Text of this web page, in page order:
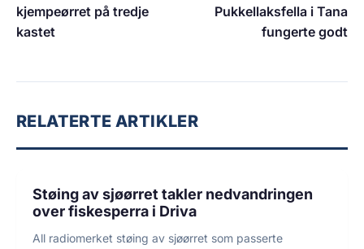
kjempeørret på tredje
kastet
Pukkellaksfella i Tana
fungerte godt
RELATERTE ARTIKLER
MILJØ
7 min lesetid
Støing av sjøørret takler nedvandringen
over fiskesperra i Driva
All radiomerket støing av sjøørret som passerte